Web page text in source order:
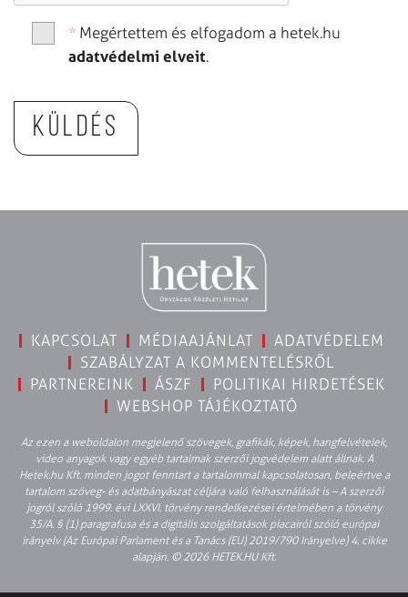
* Megértettem és elfogadom a hetek.hu
adatvédelmi elveit.
Küldés
KAPCSOLAT MÉDIAAJÁNLAT
ADATVÉDELEM
SZABÁLYZAT A KOMMENTELÉSRŐL
PARTNEREINK
ÁSZF
POLITIKAI HIRDETÉSEK
WEBSHOP TÁJÉKOZTATÓ
Az ezen a weboldalon megjelenő szövegek, grafikák, képek, hangfelvételek,
video anyagok vagy egyéb tartalmak szerzői jogvédelem alatt állnak. A
Hetek.hu Kft. minden jogot fenntart a tartalommal kapcsolatosan, beleértve a
tartalom szöveg- és adatbányászat céljára való felhasználását is – A szerzői
jogról szóló 1999. évi LXXVI. törvény rendelkezései értelmében a törvény
35/A. § (1) paragrafusa és a digitális szolgáltatások piacairól szóló európai
irányelv (Az Európai Parlament és a Tanács (EU) 2019/790 Irányelve) 4. cikke
alapján. © 2026 HETEK.HU Kft.